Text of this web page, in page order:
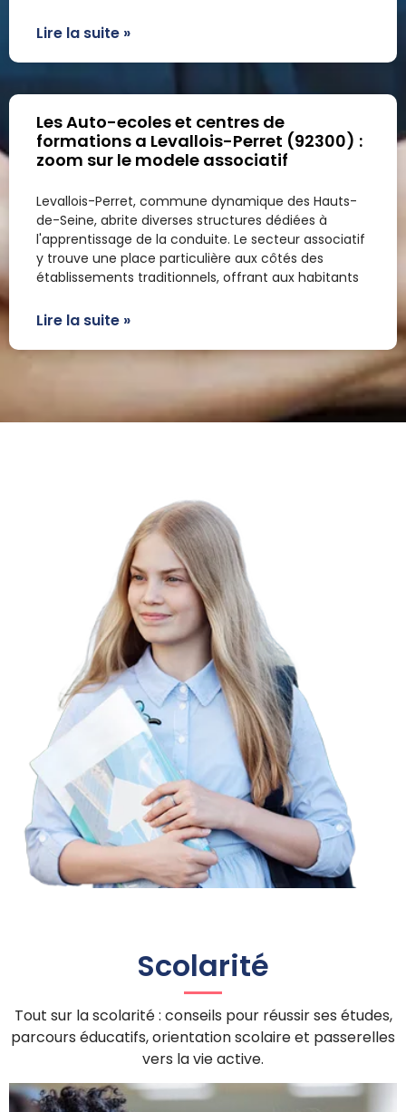
Lire la suite »
Les Auto-ecoles et centres de
formations a Levallois-Perret (92300) :
zoom sur le modele associatif
Levallois-Perret, commune dynamique des Hauts-
de-Seine, abrite diverses structures dédiées à
l'apprentissage de la conduite. Le secteur associatif
y trouve une place particulière aux côtés des
établissements traditionnels, offrant aux habitants
Lire la suite »
Scolarité
Tout sur la scolarité : conseils pour réussir ses études,
parcours éducatifs, orientation scolaire et passerelles
vers la vie active.